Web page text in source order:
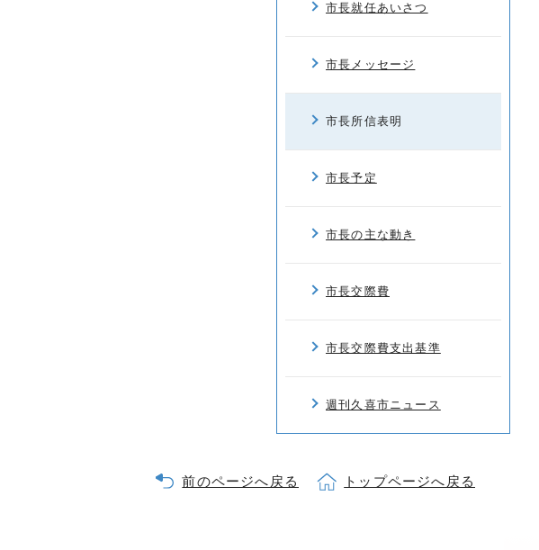
市長就任あいさつ
市長メッセージ
市長所信表明
市長予定
市長の主な動き
市長交際費
市長交際費支出基準
週刊久喜市ニュース
前のページへ戻る トップページへ戻る